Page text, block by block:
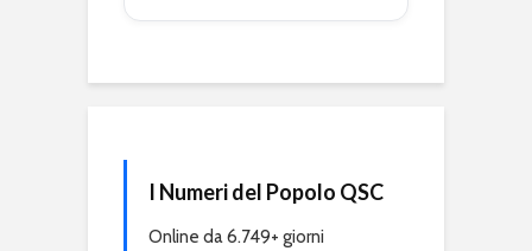
I Numeri del Popolo QSC
Online da 6.749+ giorni